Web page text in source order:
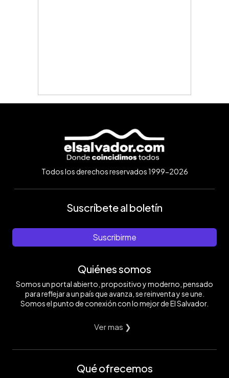
Todos los derechos reservados 1999-2026
Suscríbete al boletín
Suscribirme
Quiénes somos
Somos un portal abierto, propositivo y moderno, pensado
para reflejar a un país que avanza, se reinventa y se une.
Somos el punto de conexión con lo mejor de El Salvador.
Ver mas ❯
Qué ofrecemos